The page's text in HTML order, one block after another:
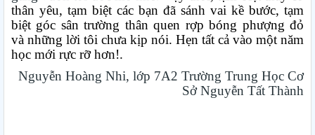
thân yêu, tạm biệt các bạn đã sánh vai kề bước, tạm
biệt góc sân trường thân quen rợp bóng phượng đỏ
và những lời tôi chưa kịp nói. Hẹn tất cả vào một năm
học mới rực rỡ hơn!.
Nguyễn Hoàng Nhi, lớp 7A2 Trường Trung Học Cơ
Sở Nguyễn Tất Thành